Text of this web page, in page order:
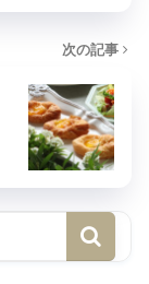
次の記事